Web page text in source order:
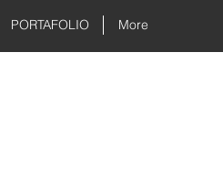
PORTAFOLIO More